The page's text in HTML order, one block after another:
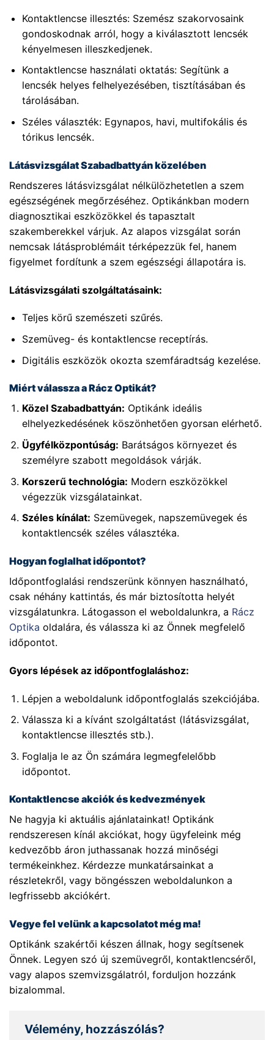
Kontaktlencse illesztés: Szemész szakorvosaink
gondoskodnak arról, hogy a kiválasztott lencsék
kényelmesen illeszkedjenek.
Kontaktlencse használati oktatás: Segítünk a
lencsék helyes felhelyezésében, tisztításában és
tárolásában.
Széles választék: Egynapos, havi, multifokális és
tórikus lencsék.
Látásvizsgálat Szabadbattyán közelében
Rendszeres látásvizsgálat nélkülözhetetlen a szem
egészségének megőrzéséhez. Optikánkban modern
diagnosztikai eszközökkel és tapasztalt
szakemberekkel várjuk. Az alapos vizsgálat során
nemcsak látásproblémáit térképezzük fel, hanem
figyelmet fordítunk a szem egészségi állapotára is.
Látásvizsgálati szolgáltatásaink:
Teljes körű szemészeti szűrés.
Szemüveg- és kontaktlencse receptírás.
Digitális eszközök okozta szemfáradtság kezelése.
Miért válassza a Rácz Optikát?
Közel Szabadbattyán: Optikánk ideális
elhelyezkedésének köszönhetően gyorsan elérhető.
Ügyfélközpontúság: Barátságos környezet és
személyre szabott megoldások várják.
Korszerű technológia: Modern eszközökkel
végezzük vizsgálatainkat.
Széles kínálat: Szemüvegek, napszemüvegek és
kontaktlencsék széles választéka.
Hogyan foglalhat időpontot?
Időpontfoglalási rendszerünk könnyen használható,
csak néhány kattintás, és már biztosította helyét
vizsgálatunkra. Látogasson el weboldalunkra, a Rácz
Optika oldalára, és válassza ki az Önnek megfelelő
időpontot.
Gyors lépések az időpontfoglaláshoz:
Lépjen a weboldalunk időpontfoglalás szekciójába.
Válassza ki a kívánt szolgáltatást (látásvizsgálat,
kontaktlencse illesztés stb.).
Foglalja le az Ön számára legmegfelelőbb
időpontot.
Kontaktlencse akciók és kedvezmények
Ne hagyja ki aktuális ajánlatainkat! Optikánk
rendszeresen kínál akciókat, hogy ügyfeleink még
kedvezőbb áron juthassanak hozzá minőségi
termékeinkhez. Kérdezze munkatársainkat a
részletekről, vagy böngésszen weboldalunkon a
legfrissebb akciókért.
Vegye fel velünk a kapcsolatot még ma!
Optikánk szakértői készen állnak, hogy segítsenek
Önnek. Legyen szó új szemüvegről, kontaktlencséről,
vagy alapos szemvizsgálatról, forduljon hozzánk
bizalommal.
Vélemény, hozzászólás?